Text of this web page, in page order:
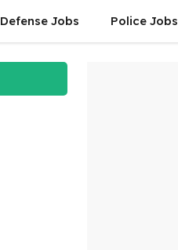
Defense Jobs Police Jobs